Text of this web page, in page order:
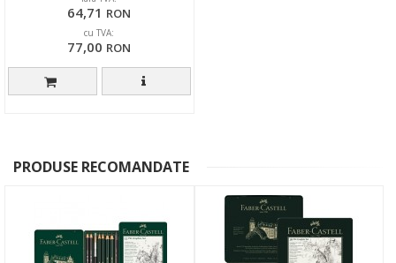
64,71 RON
cu TVA:
77,00 RON
PRODUSE RECOMANDATE